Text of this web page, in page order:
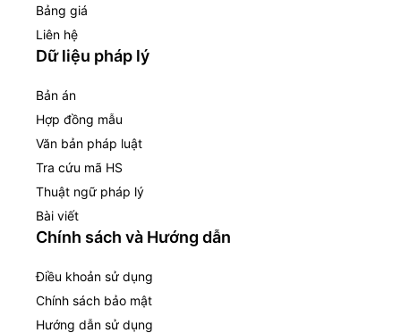
Bảng giá
Liên hệ
Dữ liệu pháp lý
Bản án
Hợp đồng mẫu
Văn bản pháp luật
Tra cứu mã HS
Thuật ngữ pháp lý
Bài viết
Chính sách và Hướng dẫn
Điều khoản sử dụng
Chính sách bảo mật
Hướng dẫn sử dụng